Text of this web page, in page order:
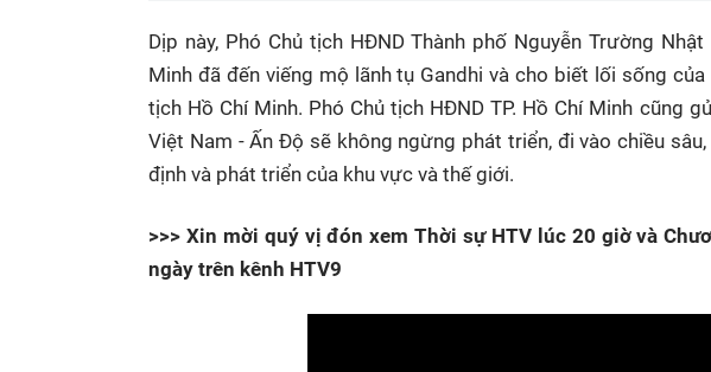
Dịp này, Phó Chủ tịch HĐND Thành phố Nguyễn Trường
Minh đã đến viếng mộ lãnh tụ Gandhi và cho biết lối sống
tịch Hồ Chí Minh. Phó Chủ tịch HĐND TP. Hồ Chí Minh cũng
Việt Nam - Ấn Độ sẽ không ngừng phát triển, đi vào chiều
định và phát triển của khu vực và thế giới.
>>> Xin mời quý vị đón xem Thời sự HTV lúc 20 giờ và
ngày trên kênh HTV9